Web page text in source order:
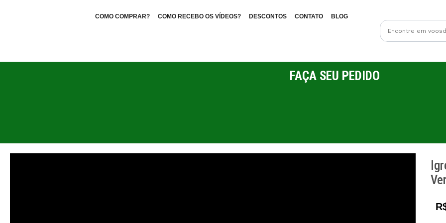
COMO COMPRAR? COMO RECEBO OS VÍDEOS? DESCONTOS CONTATO BLOG
FAÇA SEU PEDIDO